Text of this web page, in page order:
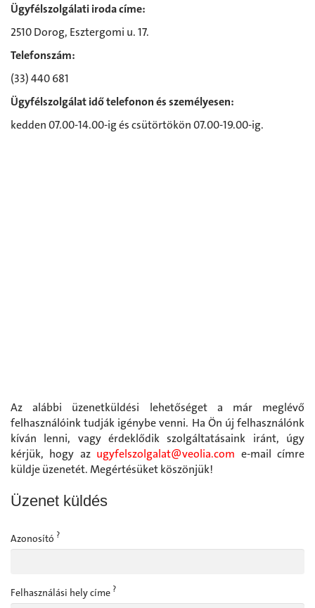
Ügyfélszolgálati iroda címe:
2510 Dorog, Esztergomi u. 17.
Telefonszám:
(33) 440 681
Ügyfélszolgálat idő telefonon és személyesen:
kedden 07.00-14.00-ig és csütörtökön 07.00-19.00-ig.
Az alábbi üzenetküldési lehetőséget a már meglévő
felhasználóink tudják igénybe venni. Ha Ön új felhasználónk
kíván lenni, vagy érdeklődik szolgáltatásaink iránt, úgy
kérjük, hogy az ugyfelszolgalat@veolia.com e-mail címre
küldje üzenetét. Megértésüket köszönjük!
Üzenet küldés
Azonosító ?
Felhasználási hely címe ?